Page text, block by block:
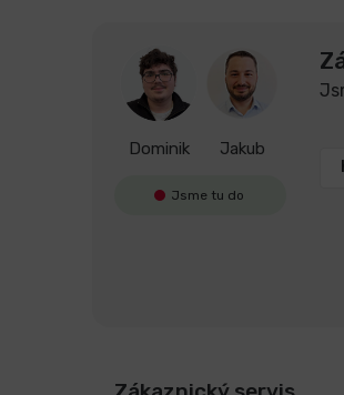
Dominik Jakub
Jsme tu do